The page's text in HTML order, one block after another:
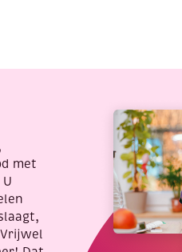
pink
met